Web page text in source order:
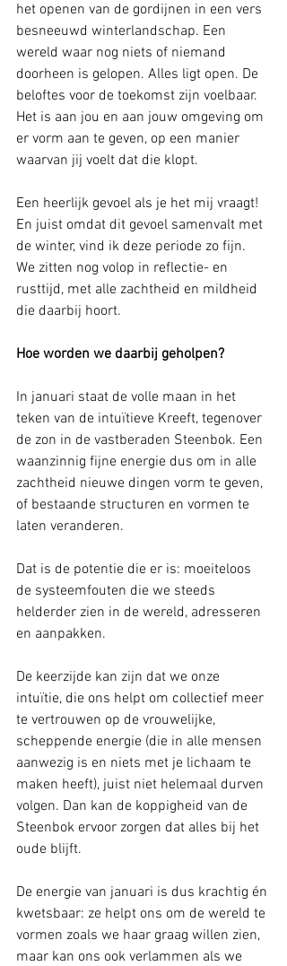
het openen van de gordijnen in een vers
besneeuwd winterlandschap. Een
wereld waar nog niets of niemand
doorheen is gelopen. Alles ligt open. De
beloftes voor de toekomst zijn voelbaar.
Het is aan jou en aan jouw omgeving om
er vorm aan te geven, op een manier
waarvan jij voelt dat die klopt.
Een heerlijk gevoel als je het mij vraagt!
En juist omdat dit gevoel samenvalt met
de winter, vind ik deze periode zo fijn.
We zitten nog volop in reflectie- en
rusttijd, met alle zachtheid en mildheid
die daarbij hoort.
Hoe worden we daarbij geholpen?
In januari staat de volle maan in het
teken van de intuïtieve Kreeft, tegenover
de zon in de vastberaden Steenbok. Een
waanzinnig fijne energie dus om in alle
zachtheid nieuwe dingen vorm te geven,
of bestaande structuren en vormen te
laten veranderen.
Dat is de potentie die er is: moeiteloos
de systeemfouten die we steeds
helderder zien in de wereld, adresseren
en aanpakken.
De keerzijde kan zijn dat we onze
intuïtie, die ons helpt om collectief meer
te vertrouwen op de vrouwelijke,
scheppende energie (die in alle mensen
aanwezig is en niets met je lichaam te
maken heeft), juist niet helemaal durven
volgen. Dan kan de koppigheid van de
Steenbok ervoor zorgen dat alles bij het
oude blijft.
De energie van januari is dus krachtig én
kwetsbaar: ze helpt ons om de wereld te
vormen zoals we haar graag willen zien,
maar kan ons ook verlammen als we